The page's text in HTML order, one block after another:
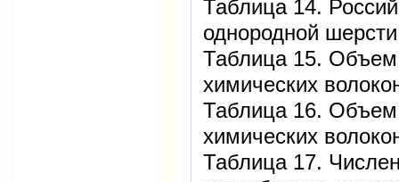
Таблица 14.
однородной
Таблица 15. Объем
химических
Таблица 16. Объем
химических
Таблица 17.